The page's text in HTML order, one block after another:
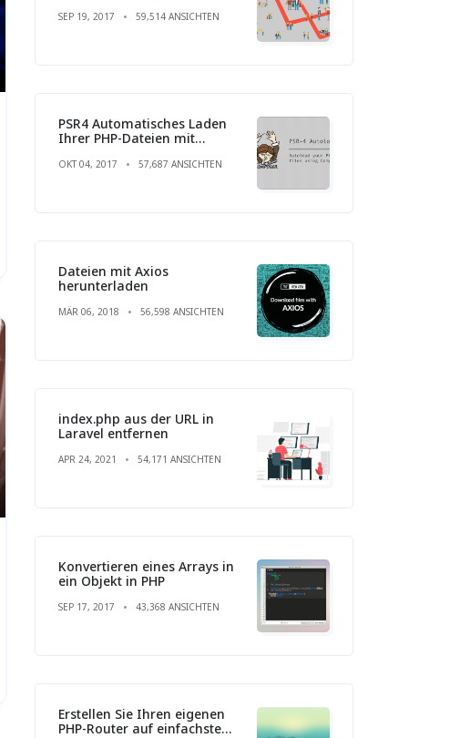
SEP 19, 2017 59,514 ANSICHTEN
PSR4 Automatisches Laden
Ihrer PHP-Dateien mit
OKT 04, 2017 57,687 ANSICHTEN
Dateien mit Axios
herunterladen
MÄR 06, 2018 56,598 ANSICHTEN
index.php aus der URL in
Laravel entfernen
APR 24, 2021 54,171 ANSICHTEN
Konvertieren eines Arrays in
ein Objekt in PHP
SEP 17, 2017 43,368 ANSICHTEN
Erstellen Sie Ihren eigenen
PHP-Router auf einfachste